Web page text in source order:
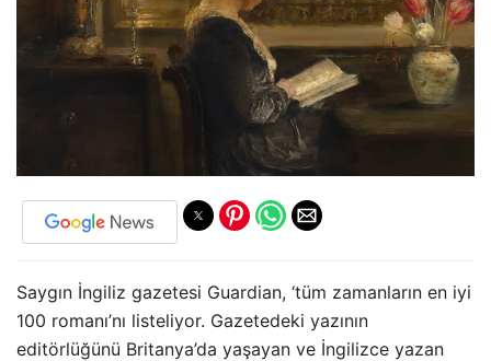
Saygın İngiliz gazetesi Guardian, ‘tüm zamanların en iyi
100 romanı’nı listeliyor. Gazetedeki yazının
editörlüğünü Britanya’da yaşayan ve İngilizce yazan